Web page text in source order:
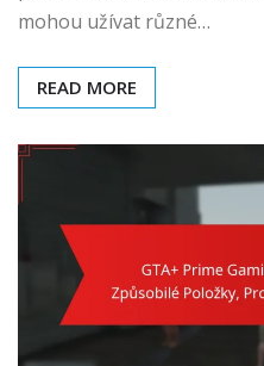
mohou užívat různé…
READ MORE